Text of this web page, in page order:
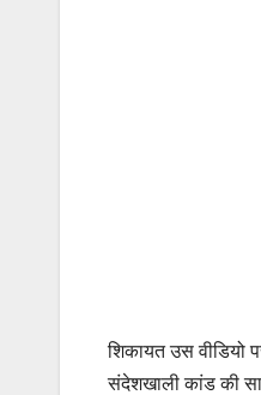
शिकायत उस वीडियो
संदेशखाली कांड की